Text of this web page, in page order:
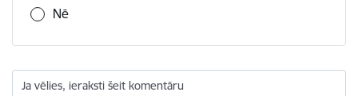
Nē
Ja vēlies, ieraksti šeit komentāru